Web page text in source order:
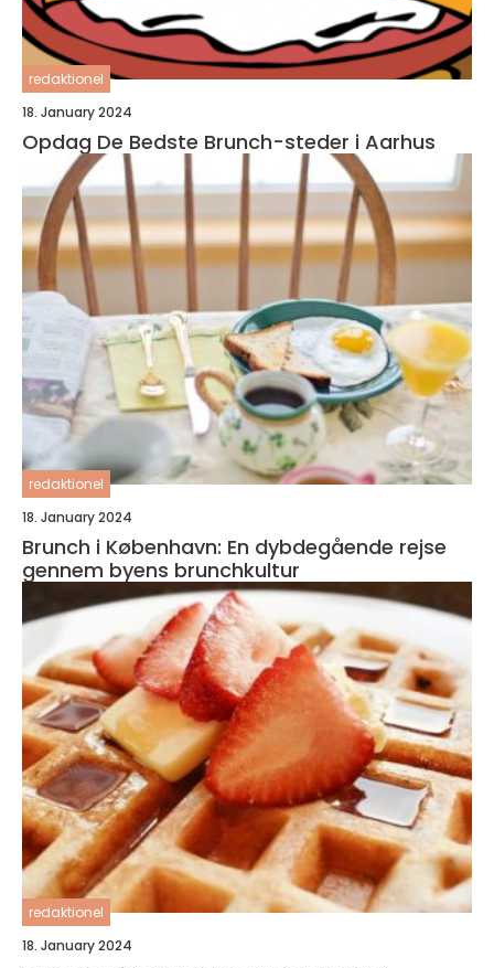
redaktionel
18. January 2024
Opdag De Bedste Brunch-steder i Aarhus
redaktionel
18. January 2024
Brunch i København: En dybdegående rejse
gennem byens brunchkultur
redaktionel
18. January 2024